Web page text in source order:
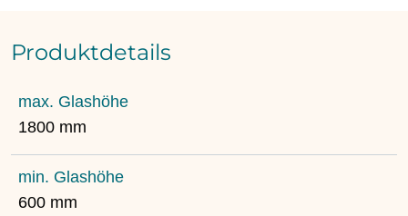
Produktdetails
max. Glashöhe
1800 mm
min. Glashöhe
600 mm